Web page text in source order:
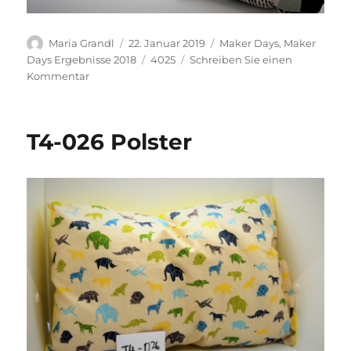
Autor
Maria Grandl
Veröffentlicht
am
22. Januar 2019 Kategorien
Maker Days, Maker
Days Ergebnisse 2018
Schlagwörter
4025
Schreiben Sie einen
Kommentarzu
T4-026 Polster